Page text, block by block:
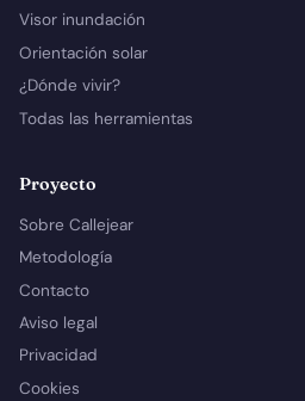
Visor inundación
Orientación solar
¿Dónde vivir?
Todas las herramientas
Proyecto
Sobre Callejear
Metodología
Contacto
Aviso legal
Privacidad
Cookies